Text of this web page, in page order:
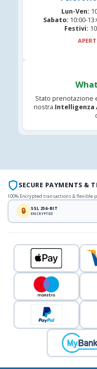
Lun-Ven:
Sabato: 10:00-
Festivi:
Stato prenotazione
nostra Intelligenza
SECURE PAYMENTS &
100% Encrypted transactions & flexible
🔒 SSL 256-BIT
ENCRYPTED